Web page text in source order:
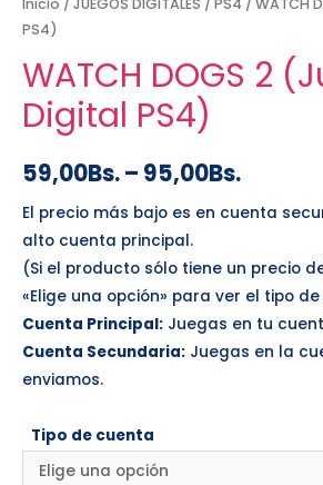
PS4)
WATCH DOGS 2
Digital PS4)
59,00Bs.– 95,00Bs.
El precio más bajo es en cuenta
alto cuenta principal.
(Si el producto sólo tiene un precio
«Elige una opción» para ver el tipo
Cuenta Principal: Juegas en tu
Cuenta Secundaria: Juegas en la
enviamos.
Tipo de cuenta